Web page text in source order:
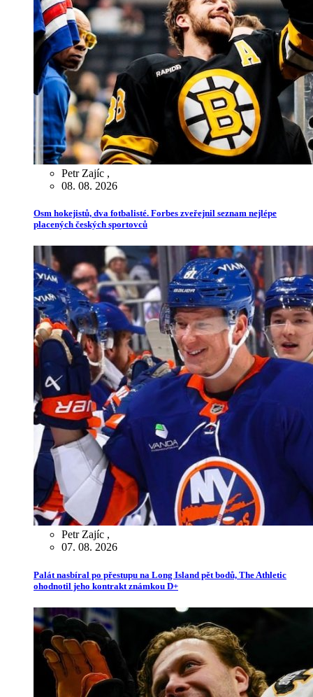
Petr Zajíc ,
08. 08. 2026
Osm hokejistů, dva fotbalisté. Forbes zveřejnil seznam nejlépe
placených českých sportovců
Petr Zajíc ,
07. 08. 2026
Palát nasbíral po přestupu na Long Island pět bodů, The Athletic
ohodnotil jeho kontrakt známkou D+